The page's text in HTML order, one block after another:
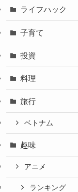
ライフハック
子育て
投資
料理
旅行
ベトナム
趣味
アニメ
ランキング